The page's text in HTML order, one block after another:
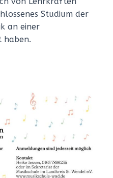
Studium der
an einer
haben.